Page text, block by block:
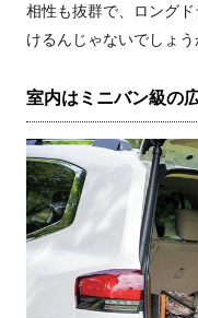
相性も抜群で、ロング
けるんじゃないでしょう
室内はミニバン級の